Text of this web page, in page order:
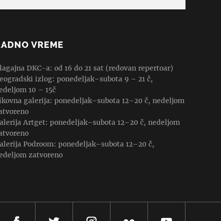
VREME
DKC-a: od 16 do 21 sat (redovan repertoar)
izlog: ponedeljak–subota 9 – 21 č,
10 – 15č
galerija: ponedeljak–subota 12–20 č, nedeljom
Artget: ponedeljak–subota 12–20 č, nedeljom
Podroom: ponedeljak–subota 12–20 č,
zatvoreno